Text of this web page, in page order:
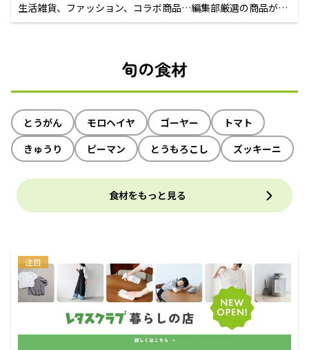
生活雑貨、ファッション、コラボ商品…編集部厳選の商品が買
えるECサイト
旬の食材
とうがん モロヘイヤ ゴーヤー
トマト
きゅうり
ピーマン とうもろこし ズッキーニ
食材をもっと見る
注目